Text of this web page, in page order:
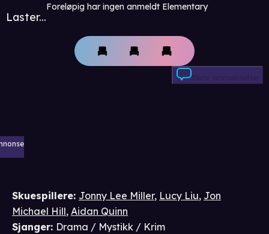
Laster...
Foreløpig har ingen anmeldt Elementary
Skriv anmeldelse
Skuespillere: Jonny Lee Miller, Lucy Liu, Jon
Michael Hill, Aidan Quinn
Sjanger: Drama / Mystikk / Krim